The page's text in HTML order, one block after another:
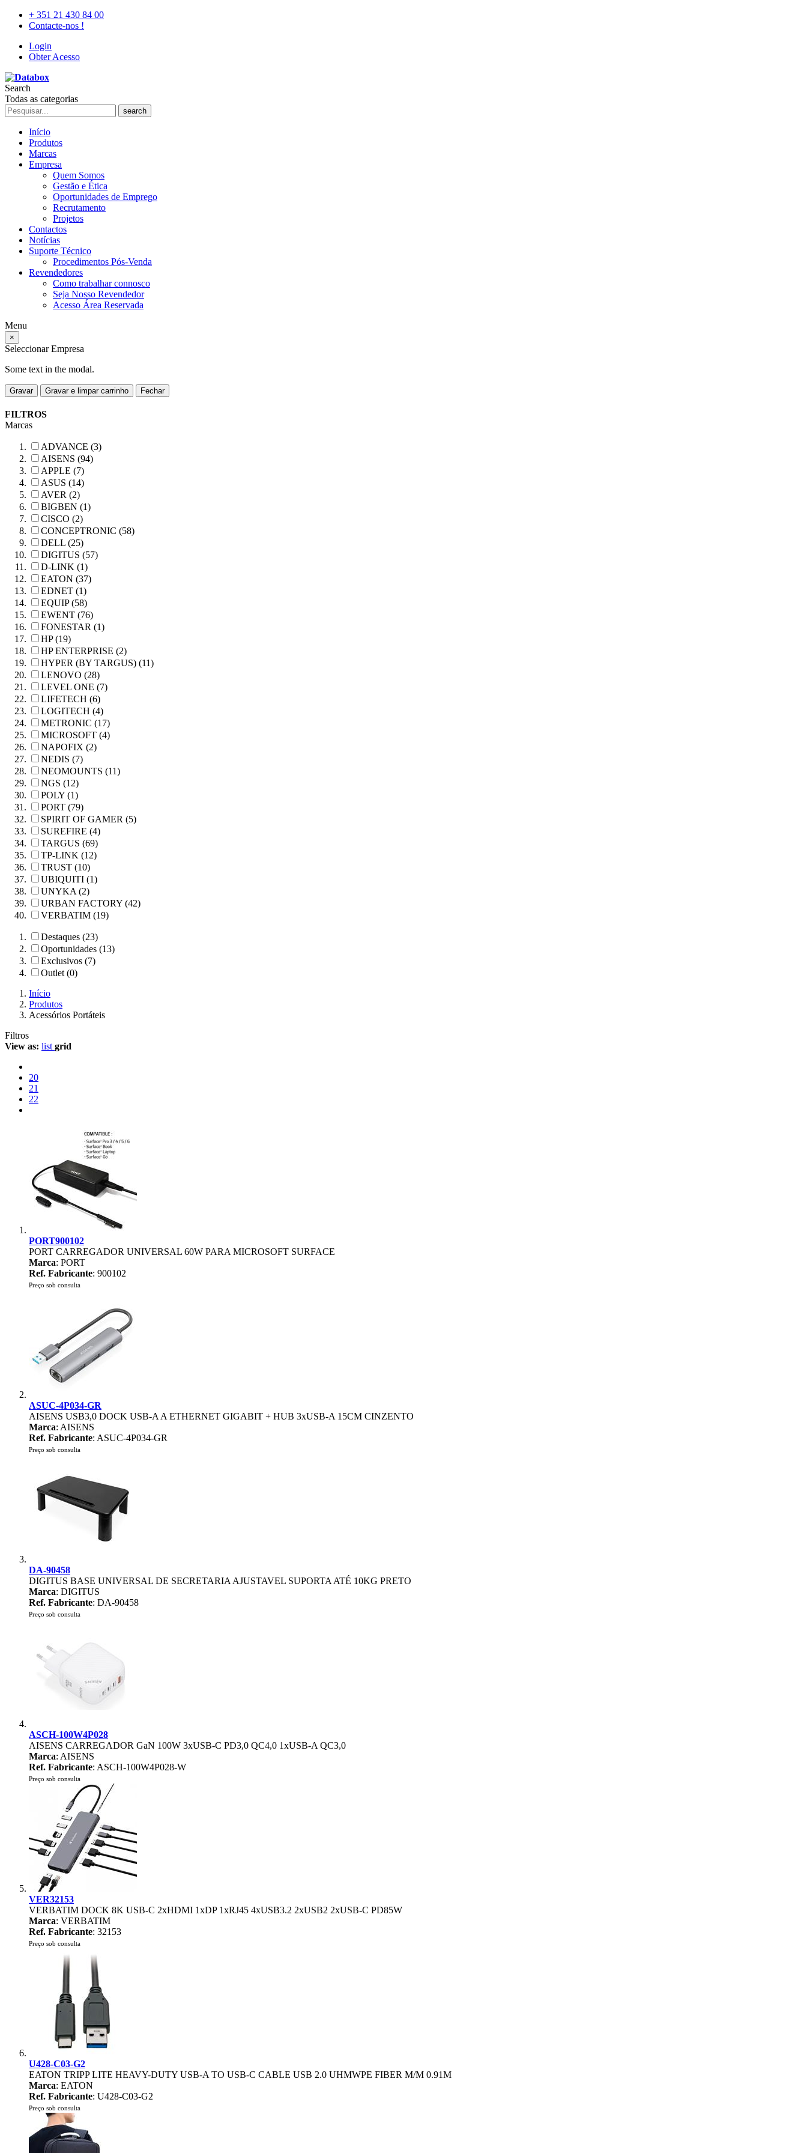
+ 351 21 430 84 00
Contacte-nos !
Login
Obter Acesso
Search
Todas as categorias
search
Início
Produtos
Marcas
Empresa
Quem Somos
Gestão e Ética
Oportunidades de Emprego
Recrutamento
Projetos
Contactos
Notícias
Suporte Técnico
Procedimentos Pós-Venda
Revendedores
Como trabalhar connosco
Seja Nosso Revendedor
Acesso Área Reservada
Menu
×
Seleccionar Empresa
Some text in the modal.
Gravar Gravar e limpar carrinho Fechar
FILTROS
Marcas
ADVANCE (3)
AISENS (94)
APPLE (7)
ASUS (14)
AVER (2)
BIGBEN (1)
CISCO (2)
CONCEPTRONIC (58)
DELL (25)
DIGITUS (57)
D-LINK (1)
EATON (37)
EDNET (1)
EQUIP (58)
EWENT (76)
FONESTAR (1)
HP (19)
HP ENTERPRISE (2)
HYPER (BY TARGUS) (11)
LENOVO (28)
LEVEL ONE (7)
LIFETECH (6)
LOGITECH (4)
METRONIC (17)
MICROSOFT (4)
NAPOFIX (2)
NEDIS (7)
NEOMOUNTS (11)
NGS (12)
POLY (1)
PORT (79)
SPIRIT OF GAMER (5)
SUREFIRE (4)
TARGUS (69)
TP-LINK (12)
TRUST (10)
UBIQUITI (1)
UNYKA (2)
URBAN FACTORY (42)
VERBATIM (19)
Destaques (23)
Oportunidades (13)
Exclusivos (7)
Outlet (0)
Início
Produtos
Acessórios Portáteis
Filtros
View as: list grid
20
21
22
PORT900102
PORT CARREGADOR UNIVERSAL 60W PARA MICROSOFT SURFACE
Marca: PORT
Ref. Fabricante: 900102
Preço sob consulta
ASUC-4P034-GR
AISENS USB3,0 DOCK USB-A A ETHERNET GIGABIT + HUB 3xUSB-A 15CM CINZENTO
Marca: AISENS
Ref. Fabricante: ASUC-4P034-GR
Preço sob consulta
DA-90458
DIGITUS BASE UNIVERSAL DE SECRETARIA AJUSTAVEL SUPORTA ATÉ 10KG PRETO
Marca: DIGITUS
Ref. Fabricante: DA-90458
Preço sob consulta
ASCH-100W4P028
AISENS CARREGADOR GaN 100W 3xUSB-C PD3,0 QC4,0 1xUSB-A QC3,0
Marca: AISENS
Ref. Fabricante: ASCH-100W4P028-W
Preço sob consulta
VER32153
VERBATIM DOCK 8K USB-C 2xHDMI 1xDP 1xRJ45 4xUSB3.2 2xUSB2 2xUSB-C PD85W
Marca: VERBATIM
Ref. Fabricante: 32153
Preço sob consulta
U428-C03-G2
EATON TRIPP LITE HEAVY-DUTY USB-A TO USB-C CABLE USB 2.0 UHMWPE FIBER M/M 0.91M
Marca: EATON
Ref. Fabricante: U428-C03-G2
Preço sob consulta